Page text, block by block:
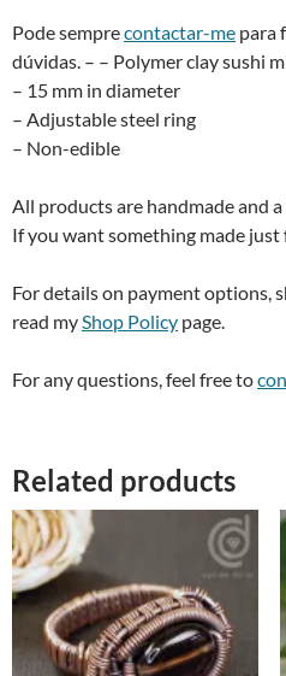
Pode semprecontactar-me para
dúvidas. – – Polymer clay sushi
– 15 mm in diameter
– Adjustable steel ring
– Non-edible
All products are handmade and
If you want something made just
For details on payment options,
read my Shop Policy page.
For any questions, feel free to
Related products